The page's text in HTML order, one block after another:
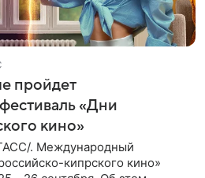
пройдет
«Дни
кино»
. Международный
кипрского кино»